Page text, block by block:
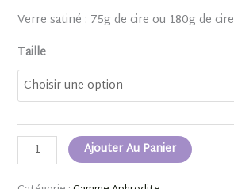
Verre satiné : 75g de cire ou 180g de cire
Taille
Ajouter Au Panier